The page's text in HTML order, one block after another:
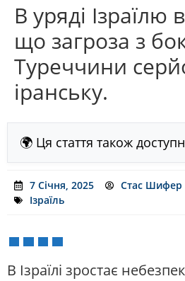
В уряді
що загроза з
Туреччини
іранську.
🌍 Ця стаття також
7 Січня, 2025 Стас Шифер
Ізраїль
В Ізраїлі зростає